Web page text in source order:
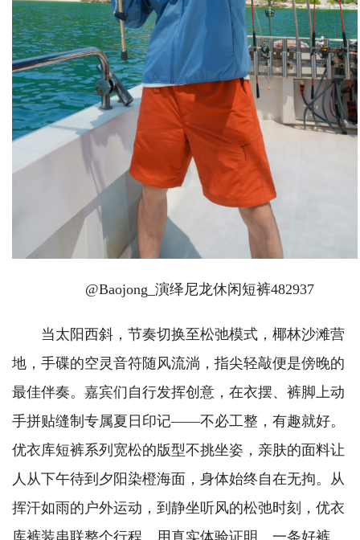
@Baojong_演绎尼龙休闲短裤482937
当太阳西斜，节奏切换至松弛模式，椰林沙滩营
地，手碟的空灵音符随风流淌，指尖轻敲便是傍晚的
最佳伴奏。嘉宾们自行发挥创意，在衣摆、裤脚上动
手拼贴缝制专属夏日印记——不必工整，有趣就好。
优衣库短裤系列宽松的版型不挑坐姿，亲肤的面料让
人从下午待到夕阳染橙海面，身体始终自在无拘。从
挥汗如雨的户外运动，到静坐听风的松弛时刻，优衣